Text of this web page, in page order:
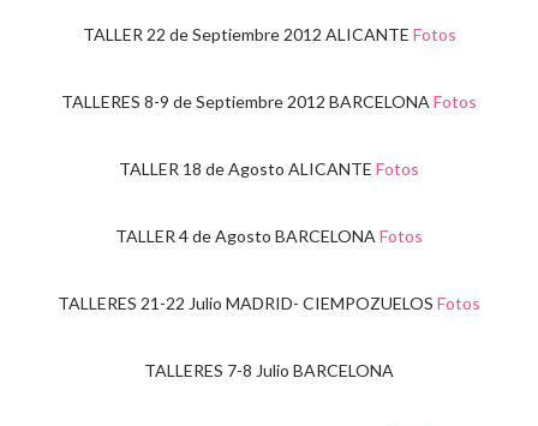
TALLER 22 de Septiembre 2012 ALICANTE Fotos
TALLERES 8-9 de Septiembre 2012 BARCELONA Fotos
TALLER 18 de Agosto ALICANTE Fotos
TALLER 4 de Agosto BARCELONA Fotos
TALLERES 21-22 Julio MADRID- CIEMPOZUELOS Fotos
TALLERES 7-8 Julio BARCELONA